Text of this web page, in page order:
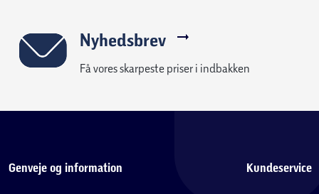
Nyhedsbrev
Få vores skarpeste priser i indbakken
Genveje og information Kundeservice